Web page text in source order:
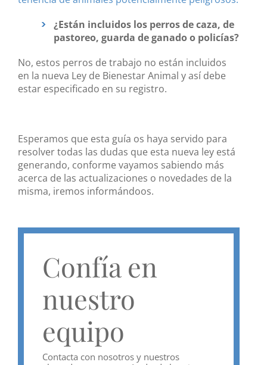
¿Están incluidos los perros de caza, de
pastoreo, guarda de ganado o policías?
No, estos perros de trabajo no están incluidos
en la nueva Ley de Bienestar Animal y así debe
estar especificado en su registro.
Esperamos que esta guía os haya servido para
resolver todas las dudas que esta nueva ley está
generando, conforme vayamos sabiendo más
acerca de las actualizaciones o novedades de la
misma, iremos informándoos.
Confía en
nuestro
equipo
Contacta con nosotros y nuestros